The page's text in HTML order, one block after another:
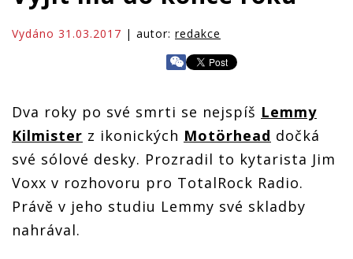
Vydáno 31.03.2017 | autor: redakce
Dva roky po své smrti se nejspíš Lemmy
Kilmister z ikonických Motörhead dočká
své sólové desky. Prozradil to kytarista Jim
Voxx v rozhovoru pro TotalRock Radio.
Právě v jeho studiu Lemmy své skladby
nahrával.